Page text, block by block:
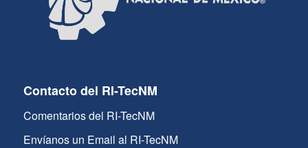
Contacto del RI-TecNM
Comentarios del RI-TecNM
Envíanos un Email al RI-TecNM